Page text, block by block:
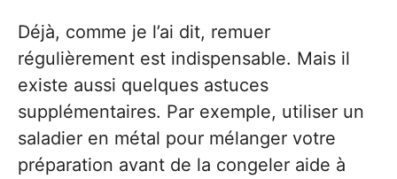
Déjà, comme je l’ai dit, remuer
régulièrement est indispensable. Mais il
existe aussi quelques astuces
supplémentaires. Par exemple, utiliser un
saladier en métal pour mélanger votre
préparation avant de la congeler aide à